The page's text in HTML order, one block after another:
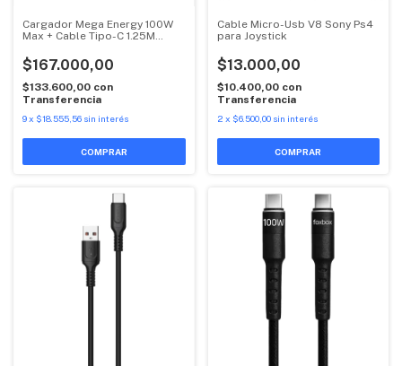
Cargador Mega Energy 100W
Max + Cable Tipo-C 1.25M
$167.000,00
$133.600,00 con
Transferencia
9x $18.555,56 sin interés
Cable Micro-Usb V8 Sony Ps4
para Joystick
$13.000,00
$10.400,00 con
Transferencia
2 x $6.500,00 sin interés